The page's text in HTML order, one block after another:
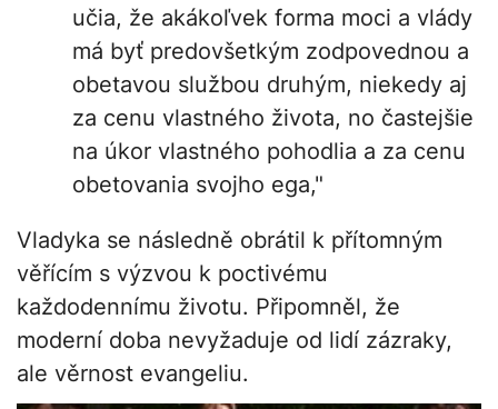
učia, že akákoľvek forma moci a vlády
má byť predovšetkým zodpovednou a
obetavou službou druhým, niekedy aj
za cenu vlastného života, no častejšie
na úkor vlastného pohodlia a za cenu
obetovania svojho ega,"
Vladyka se následně obrátil k přítomným
věřícím s výzvou k poctivému
každodennímu životu. Připomněl, že
moderní doba nevyžaduje od lidí zázraky,
ale věrnost evangeliu.